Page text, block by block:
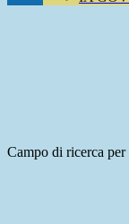
Campo di ricerca